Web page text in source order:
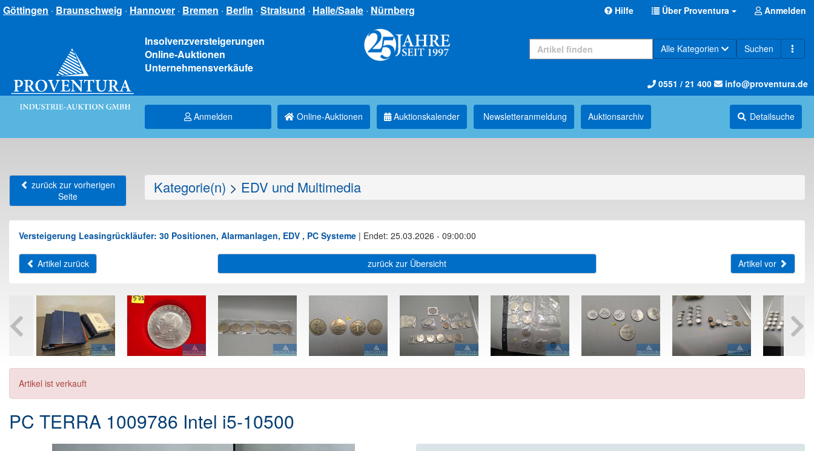
Göttingen · Braunschweig · Hannover · Bremen · Berlin · Stralsund · Halle/Saale · Nürnberg Hilfe Über Proventura Anmelden
Insolvenzversteigerungen
Online-Auktionen
Unternehmensverkäufe
Alle Kategorien Suchen
0551 / 21 400 info@proventura.de
Anmelden Online-Auktionen Auktionskalender Newsletter­anmeldung Auktions­archiv Detailsuche
zurück zur vorherigen
Seite
Kategorie(n) > EDV und Multimedia
Versteigerung Leasingrückläufer: 30 Positionen, Alarmanlagen, EDV , PC Systeme | Endet: 25.03.2026 - 09:00:00
Artikel zurück zurück zur Übersicht Artikel vor
Artikel ist verkauft
PC TERRA 1009786 Intel i5-10500